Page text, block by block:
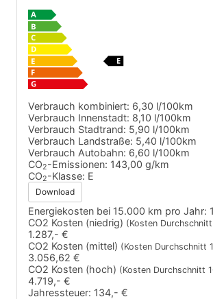
Verbrauch kombiniert: 6,30 l/100km
Verbrauch Innenstadt: 8,10 l/100km
Verbrauch Stadtrand: 5,90 l/100km
Verbrauch Landstraße: 5,40 l/100km
Verbrauch Autobahn: 6,60 l/100km
CO2-Emissionen: 143,00 g/km
CO2-Klasse: E
Download
Energiekosten bei 15.000 km pro Jahr:
CO2 Kosten (niedrig) (Kosten
1.287,- €
CO2 Kosten (mittel) (Kosten Durchschnitt
3.056,62 €
CO2 Kosten (hoch) (Kosten Durchschnitt
4.719,- €
Jahressteuer: 134,- €